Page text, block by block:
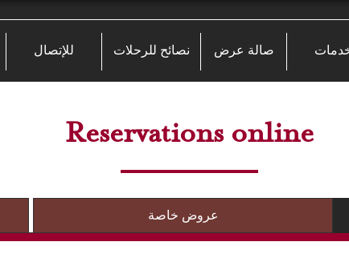
صالة عرض نصائح للرحلات للإتصال
Reservations online
عروض خاصة